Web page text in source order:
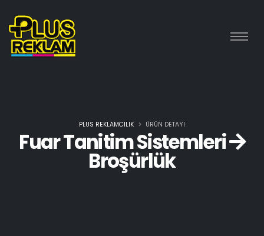
Fuar Tanitim Sistemleri
Broşürlük
PLUS REKLAMCILIK ÜRÜN DETAYI